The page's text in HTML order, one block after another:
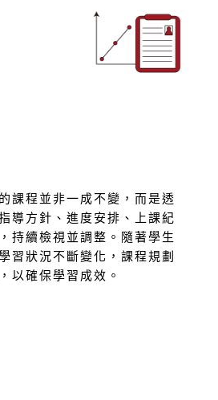
課程並非一成不變，而是透
導方針、進度安排、上課紀
持續檢視並調整。隨著學生
習狀況不斷變化，課程規劃
以確保學習成效。